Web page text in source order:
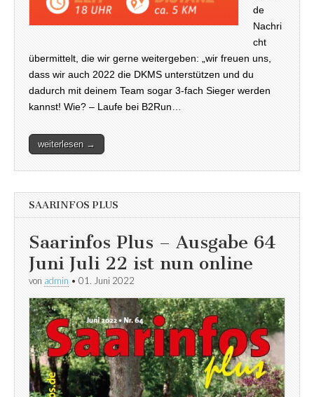
de
Nachri
cht
übermittelt, die wir gerne weitergeben: „wir freuen uns,
dass wir auch 2022 die DKMS unterstützen und du
dadurch mit deinem Team sogar 3-fach Sieger werden
kannst! Wie? – Laufe bei B2Run…
weiterlesen →
SAARINFOS PLUS
Saarinfos Plus – Ausgabe 64
Juni Juli 22 ist nun online
von admin • 01. Juni 2022